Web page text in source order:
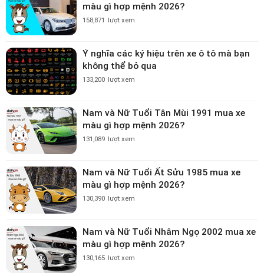
màu gì hợp mệnh 2026?
158,871 lượt xem
Ý nghĩa các ký hiệu trên xe ô tô mà bạn
không thể bỏ qua
133,200 lượt xem
Nam và Nữ Tuổi Tân Mùi 1991 mua xe
màu gì hợp mệnh 2026?
131,089 lượt xem
Nam và Nữ Tuổi Ất Sửu 1985 mua xe
màu gì hợp mệnh 2026?
130,390 lượt xem
Nam và Nữ Tuổi Nhâm Ngọ 2002 mua xe
màu gì hợp mệnh 2026?
130,165 lượt xem